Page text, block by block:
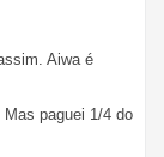
Aiwa é
paguei 1/4 do